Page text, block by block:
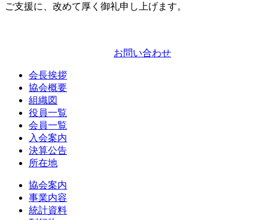
ご支援に、改めて厚く御礼申し上げます。
お問い合わせ
会長挨拶
協会概要
組織図
役員一覧
会員一覧
入会案内
決算公告
所在地
協会案内
事業内容
統計資料